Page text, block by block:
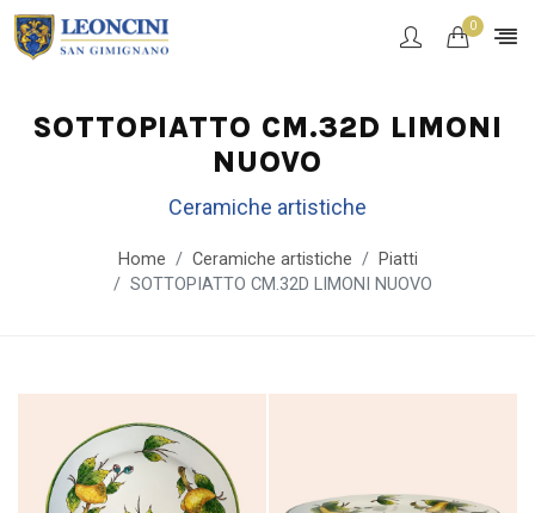
0
SOTTOPIATTO CM.32D LIMONI
NUOVO
Ceramiche artistiche
Home Ceramiche artistiche
Piatti
SOTTOPIATTO CM.32D LIMONI NUOVO